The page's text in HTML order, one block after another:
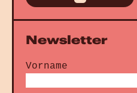
Newsletter
Vorname